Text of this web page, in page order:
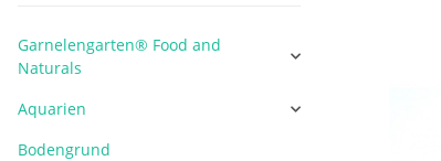
Garnelengarten® Food and
Naturals
Aquarien
Bodengrund